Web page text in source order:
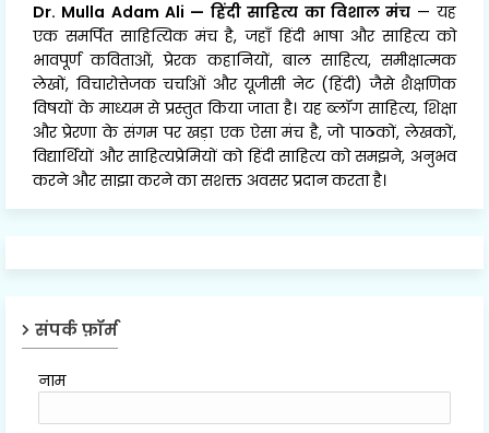
Dr. Mulla Adam Ali — हिंदी साहित्य का विशाल मंच — यह
एक समर्पित साहित्यिक मंच है, जहाँ हिंदी भाषा और साहित्य को
भावपूर्ण कविताओं, प्रेरक कहानियों, बाल साहित्य, समीक्षात्मक
लेखों, विचारोत्तेजक चर्चाओं और यूजीसी नेट (हिंदी) जैसे शैक्षणिक
विषयों के माध्यम से प्रस्तुत किया जाता है। यह ब्लॉग साहित्य, शिक्षा
और प्रेरणा के संगम पर खड़ा एक ऐसा मंच है, जो पाठकों, लेखकों,
विद्यार्थियों और साहित्यप्रेमियों को हिंदी साहित्य को समझने, अनुभव
करने और साझा करने का सशक्त अवसर प्रदान करता है।
संपर्क फ़ॉर्म
नाम